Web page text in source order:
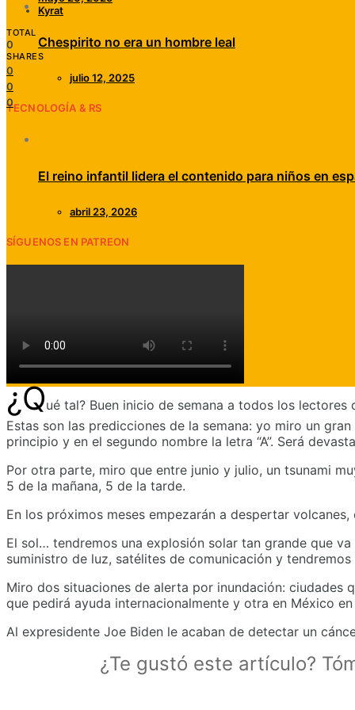
Chespirito no era un hombre leal
julio 12, 2025
TECNOLOGÍA & RS
El reino infantil lidera el contenido para niños en
abril 23, 2026
SÍGUENOS EN PATREON
Kyrat
TOTAL
0
SHARES
0
0
0
¿Qué tal? Buen inicio de semana a todos los lectores
Estas son las predicciones de la semana: yo miro un
principio y en el segundo nombre la letra “A”. Será
Por otra parte, miro que entre junio y julio, un tsunami
5 de la mañana, 5 de la tarde.
En los próximos meses empezarán a despertar
El sol… tendremos una explosión solar tan grande que
suministro de luz, satélites de comunicación y
Miro dos situaciones de alerta por inundación: ciudades
que pedirá ayuda internacionalmente y otra en México
Al expresidente Joe Biden le acaban de detectar un
¿Te gustó este artículo?